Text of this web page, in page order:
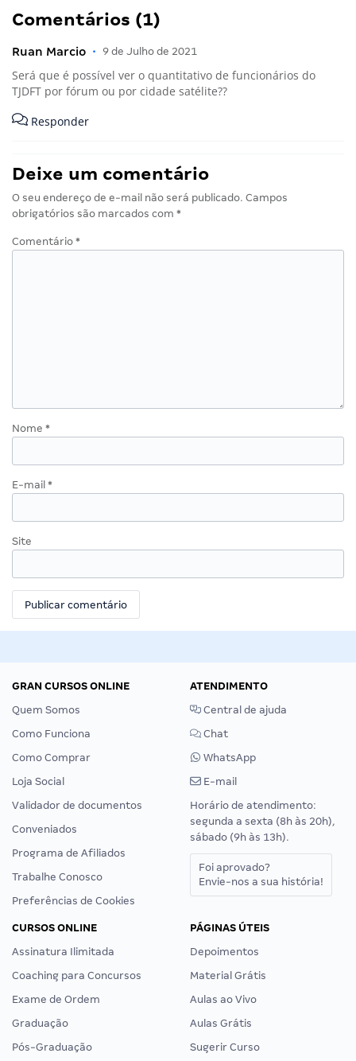
Comentários (1)
Ruan Marcio • 9 de Julho de 2021
Será que é possível ver o quantitativo de funcionários do
TJDFT por fórum ou por cidade satélite??
Responder
Deixe um comentário
O seu endereço de e-mail não será publicado. Campos
obrigatórios são marcados com *
Comentário *
Nome *
E-mail *
Site
GRAN CURSOS ONLINE
Quem Somos
Como Funciona
Como Comprar
Loja Social
Validador de documentos
Conveniados
Programa de Afiliados
Trabalhe Conosco
Preferências de Cookies
ATENDIMENTO
Central de ajuda
Chat
WhatsApp
E-mail
Horário de atendimento:
segunda a sexta (8h às 20h),
sábado (9h às 13h).
Foi aprovado?
Envie-nos a sua história!
CURSOS ONLINE
Assinatura Ilimitada
Coaching para Concursos
Exame de Ordem
Graduação
Pós-Graduação
PÁGINAS ÚTEIS
Depoimentos
Material Grátis
Aulas ao Vivo
Aulas Grátis
Sugerir Curso